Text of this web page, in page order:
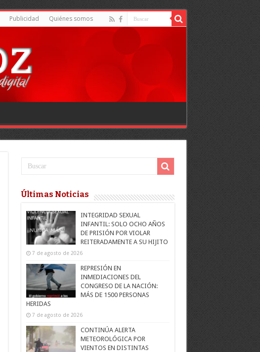
Publicidad Quiénes somos
Últimas Noticias
INTEGRIDAD SEXUAL
INFANTIL: SOLO OCHO AÑOS
DE PRISIÓN POR VIOLAR
REITERADAMENTE A SU HIJITO
7 de agosto de 2026
REPRESIÓN EN
INMEDIACIONES DEL
CONGRESO DE LA NACIÓN:
MÁS DE 1500 PERSONAS
HERIDAS
7 de agosto de 2026
CONTINÚA ALERTA
METEOROLÓGICA POR
VIENTOS EN DISTINTAS